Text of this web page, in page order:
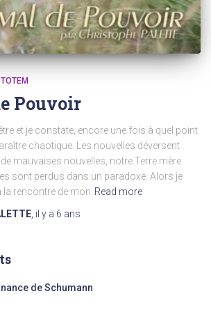
Pouvoir
et je constate, encore une fois à quel point
chaotique. Les nouvelles déversent
mauvaises nouvelles, notre Terre mère
sont perdus dans un paradoxe. Alors je
la rencontre de mon Read more
il y a 6 ans
de Schumann